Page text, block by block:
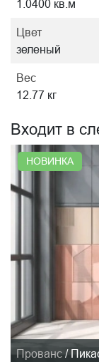
1.0400 кв.м
Цвет
зеленый
Вес
12.77 кг
Входит в
НОВИНКА
Прованс /